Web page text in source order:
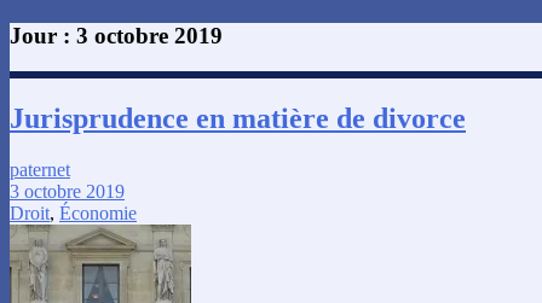
Jour : 3 octobre 2019
Jurisprudence en matière de divorce
paternet
3 octobre 2019
Droit, Économie